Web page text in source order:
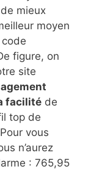
mieux
moyen
figure, on
site
facilité de
top de
vous
n’aurez
: 765,95